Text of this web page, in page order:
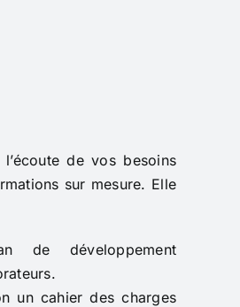
de vos besoins
sur mesure. Elle
de développement
un cahier des charges